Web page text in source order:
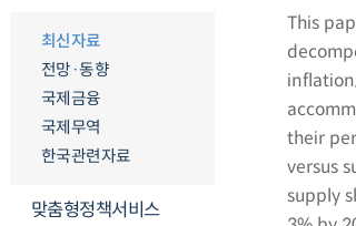
최신자료
전망·동향
국제금융
국제무역
한국관련자료
맞춤형정책서비스
This
their
versus
supply